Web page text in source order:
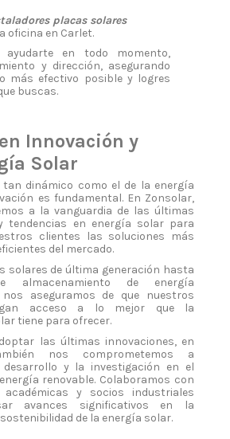
placas solares
oficina en Carlet.
en todo momento,
y dirección, asegurando
más efectivo posible y logres
buscas.
Innovación y
Solar
dinámico como el de la energía
es fundamental. En Zonsolar,
a la vanguardia de las últimas
tendencias en energía solar para
clientes las soluciones más
del mercado.
solares de última generación hasta
almacenamiento de energía
nos aseguramos de que nuestros
acceso a lo mejor que la
tiene para ofrecer.
las últimas innovaciones, en
nos comprometemos a
y la investigación en el
renovable. Colaboramos con
académicas y socios industriales
avances significativos en la
de la energía solar.